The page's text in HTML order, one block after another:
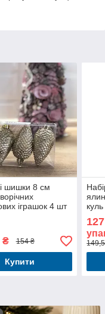
шишки 8 см
іграшок 4 шт
₴ 154 ₴
Купити